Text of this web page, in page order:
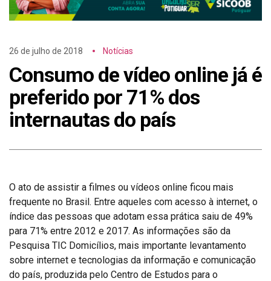
26 de julho de 2018 Notícias
Consumo de vídeo online já é
preferido por 71% dos
internautas do país
O ato de assistir a filmes ou vídeos online ficou mais
frequente no Brasil. Entre aqueles com acesso à internet, o
índice das pessoas que adotam essa prática saiu de 49%
para 71% entre 2012 e 2017. As informações são da
Pesquisa TIC Domicílios, mais importante levantamento
sobre internet e tecnologias da informação e comunicação
do país, produzida pelo Centro de Estudos para o